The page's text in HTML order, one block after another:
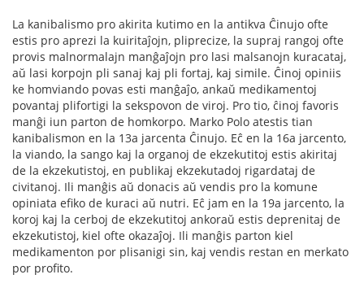
La kanibalismo pro akirita kutimo en la antikva Ĉinujo ofte
estis pro aprezi la kuiritaĵojn, pliprecize, la supraj rangoj ofte
provis malnormalajn manĝaĵojn pro lasi malsanojn kuracataj,
aŭ lasi korpojn pli sanaj kaj pli fortaj, kaj simile. Ĉinoj opiniis
ke homviando povas esti manĝaĵo, ankaŭ medikamentoj
povantaj plifortigi la sekspovon de viroj. Pro tio, ĉinoj favoris
manĝi iun parton de homkorpo. Marko Polo atestis tian
kanibalismon en la 13a jarcenta Ĉinujo. Eĉ en la 16a jarcento,
la viando, la sango kaj la organoj de ekzekutitoj estis akiritaj
de la ekzekutistoj, en publikaj ekzekutadoj rigardataj de
civitanoj. Ili manĝis aŭ donacis aŭ vendis pro la komune
opiniata efiko de kuraci aŭ nutri. Eĉ jam en la 19a jarcento, la
koroj kaj la cerboj de ekzekutitoj ankoraŭ estis deprenitaj de
ekzekutistoj, kiel ofte okazaĵoj. Ili manĝis parton kiel
medikamenton por plisanigi sin, kaj vendis restan en merkato
por profito.